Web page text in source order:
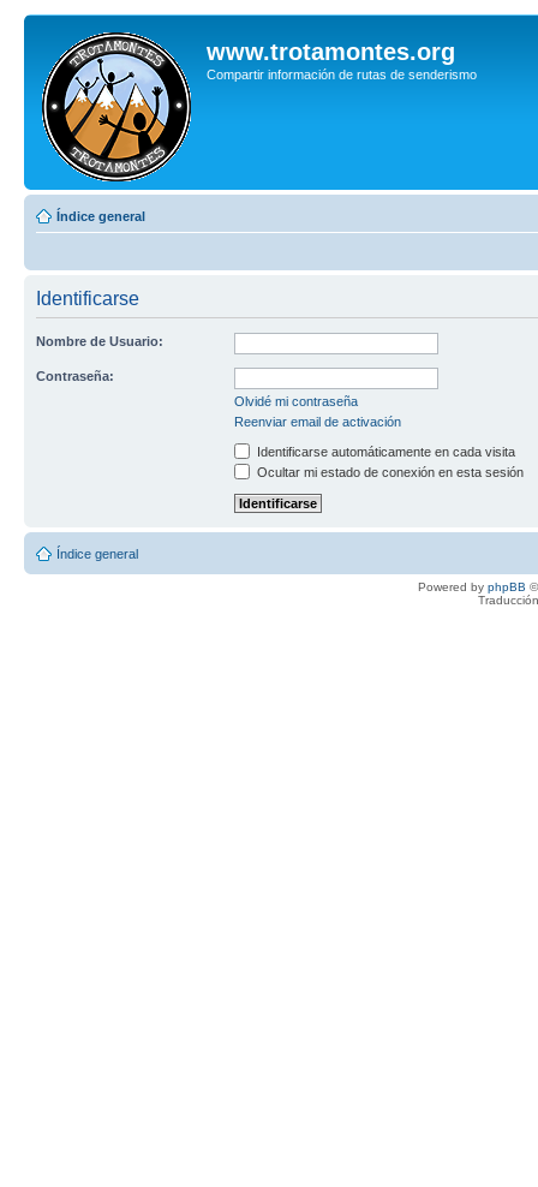
www.trotamontes.org
Compartir información de rutas de senderismo
Índice general
Identificarse
Nombre de Usuario:
Contraseña:
Olvidé mi contraseña
Reenviar email de activación
Identificarse automáticamente en cada visita
Ocultar mi estado de conexión en esta sesión
Índice general
Powered by phpBB